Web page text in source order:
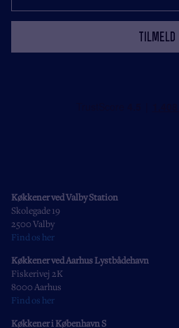
Køkkener ved Valby Station
Skolegade 19
2500 Valby
Find os her
Køkkener ved Aarhus Lystbådehavn
Fiskerivej 2K
8000 Aarhus
Find os her
Køkkener i København S
tilmeld